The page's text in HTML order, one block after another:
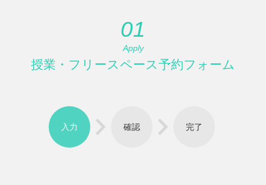
01
Apply
授業・フリースペース予約フォーム
入力 確認 完了